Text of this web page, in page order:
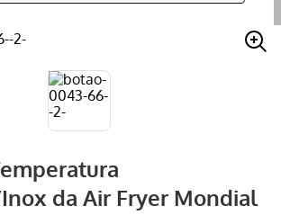
da Air Fryer Mondial